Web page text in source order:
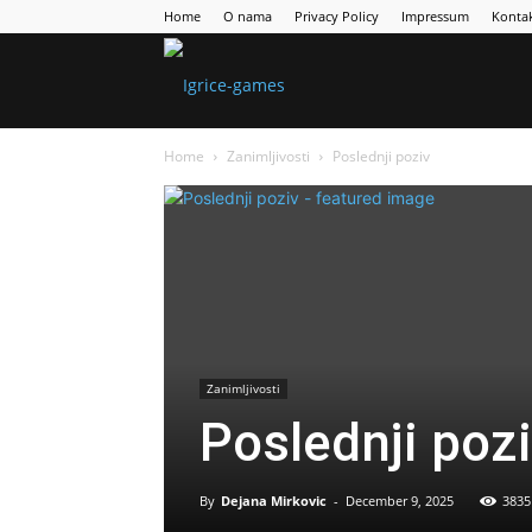
Home O nama Privacy Policy Impressum
Home Zanimljivosti Poslednji poziv
Zanimljivosti
Poslednji
By Dejana Mirkovic - December 9, 2025 3835